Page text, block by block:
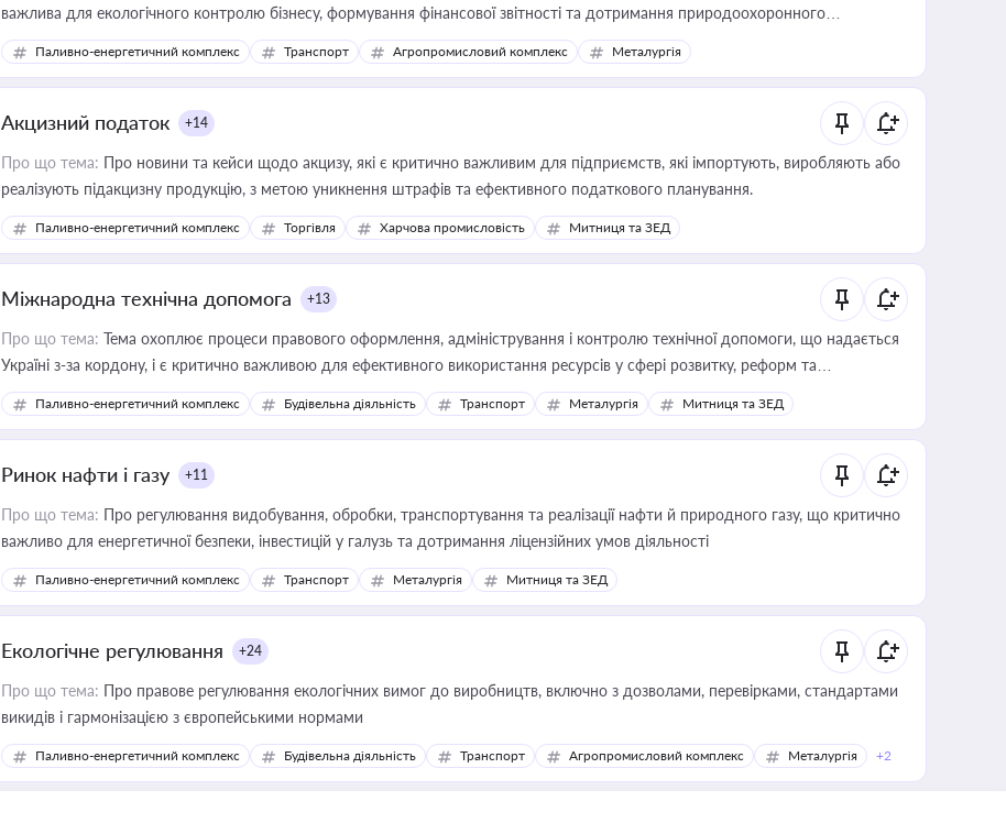
важлива для екологічного контролю бізнесу, формування фінансової звітності та дотримання природоохоронного
законодавства
Паливно-енергетичний комплекс Транспорт Агропромисловий комплекс Металургія
Акцизний податок +14
Про що тема: Про новини та кейси щодо акцизу, які є критично важливим для підприємств, які імпортують, виробляють або
реалізують підакцизну продукцію, з метою уникнення штрафів та ефективного податкового планування.
Паливно-енергетичний комплекс Торгівля Харчова промисловість Митниця та ЗЕД
Міжнародна технічна допомога +13
Про що тема: Тема охоплює процеси правового оформлення, адміністрування і контролю технічної допомоги, що надається
Україні з-за кордону, і є критично важливою для ефективного використання ресурсів у сфері розвитку, реформ та
інфраструктурних проєктів
Паливно-енергетичний комплекс Будівельна діяльність Транспорт Металургія Митниця та ЗЕД
Ринок нафти і газу +11
Про що тема: Про регулювання видобування, обробки, транспортування та реалізації нафти й природного газу, що критично
важливо для енергетичної безпеки, інвестицій у галузь та дотримання ліцензійних умов діяльності
Паливно-енергетичний комплекс Транспорт Металургія Митниця та ЗЕД
Екологічне регулювання +24
Про що тема: Про правове регулювання екологічних вимог до виробництв, включно з дозволами, перевірками, стандартами
викидів і гармонізацією з європейськими нормами
Паливно-енергетичний комплекс Будівельна діяльність Транспорт Агропромисловий комплекс Металургія +2